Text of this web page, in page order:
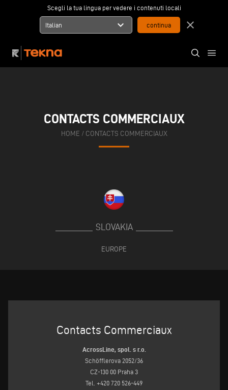
Scegli la tua lingua per vedere i contenuti locali
Italian expand_more close
CONTACTS COMMERCIAUX
HOME / CONTACTS COMMERCIAUX
SLOVAKIA
EUROPE
Contacts Commerciaux
AcrossLine, spol. s r.o.
Schöfflerova 2052/36
CZ-130 00 Praha 3
Tel. +420 720 526-449